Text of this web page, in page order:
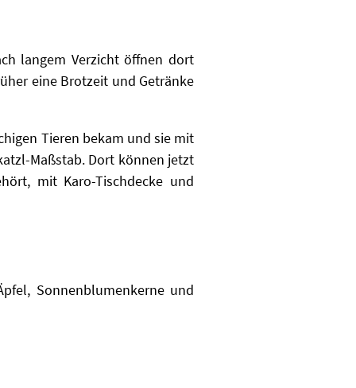
langem Verzicht öffnen dort
eine Brotzeit und Getränke
Tieren bekam und sie mit
Maßstab. Dort können jetzt
mit Karo-Tischdecke und
Sonnenblumenkerne und